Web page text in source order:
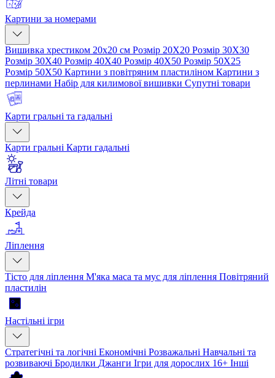
Картини за номерами
Вишивка хрестиком 20х20 см Розмір 20Х20 Розмір 30Х30
Розмір 30Х40 Розмір 40Х40 Розмір 40Х50 Розмір 50Х25
Розмір 50Х50 Картини з повітряним пластиліном Картини з
перлинами Набір для килимової вишивки Супутні товари
Карти гральні та гадальні
Карти гральні Карти гадальні
Літні товари
Крейда
Ліплення
Тісто для ліплення М'яка маса та мус для ліплення Повітряний
пластилін
Настільні ігри
Стратегічні та логічні Економічні Розважальні Навчальні та
розвиваючі Бродилки Джанги Ігри для дорослих 16+ Інші